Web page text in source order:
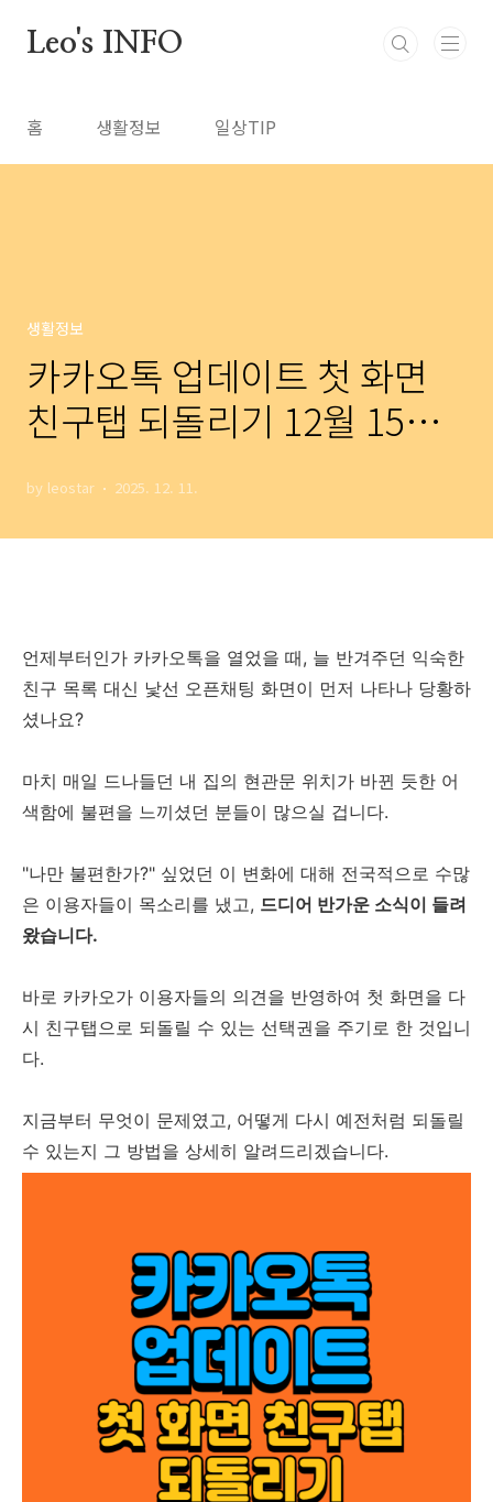
Leo's INFO
홈 생활정보 일상TIP
생활정보
카카오톡 업데이트 첫 화면
친구탭 되돌리기 12월 15일
by leostar 2025. 12. 11.
언제부터인가 카카오톡을 열었을 때, 늘 반겨주던 익숙한
친구 목록 대신 낯선 오픈채팅 화면이 먼저 나타나 당황하
셨나요?
마치 매일 드나들던 내 집의 현관문 위치가 바뀐 듯한 어
색함에 불편을 느끼셨던 분들이 많으실 겁니다.
"나만 불편한가?" 싶었던 이 변화에 대해 전국적으로 수많
은 이용자들이 목소리를 냈고, 드디어 반가운 소식이 들려
왔습니다.
바로 카카오가 이용자들의 의견을 반영하여 첫 화면을 다
시 친구탭으로 되돌릴 수 있는 선택권을 주기로 한 것입니
다.
지금부터 무엇이 문제였고, 어떻게 다시 예전처럼 되돌릴
수 있는지 그 방법을 상세히 알려드리겠습니다.